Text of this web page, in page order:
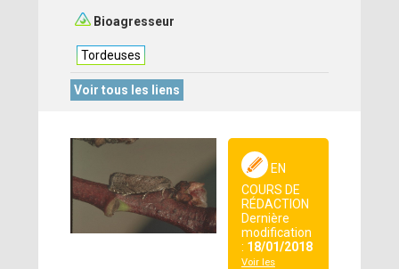
Bioagresseur
Tordeuses
Voir tous les liens
EN
COURS DE
RÉDACTION
Dernière
modification
: 18/01/2018
Voir les